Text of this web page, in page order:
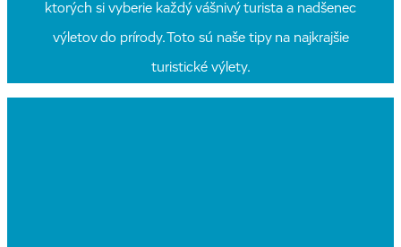
ktorých si vyberie každý vášnivý turista a nadšenec
výletov do prírody. Toto sú naše tipy na najkrajšie
turistické výlety.